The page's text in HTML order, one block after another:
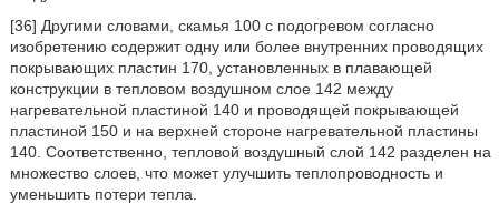
[36] Другими словами, скамья 100 с подогревом согласно
изобретению содержит одну или более внутренних проводящих
покрывающих пластин 170, установленных в плавающей
конструкции в тепловом воздушном слое 142 между
нагревательной пластиной 140 и проводящей покрывающей
пластиной 150 и на верхней стороне нагревательной пластины
140. Соответственно, тепловой воздушный слой 142 разделен на
множество слоев, что может улучшить теплопроводность и
уменьшить потери тепла.